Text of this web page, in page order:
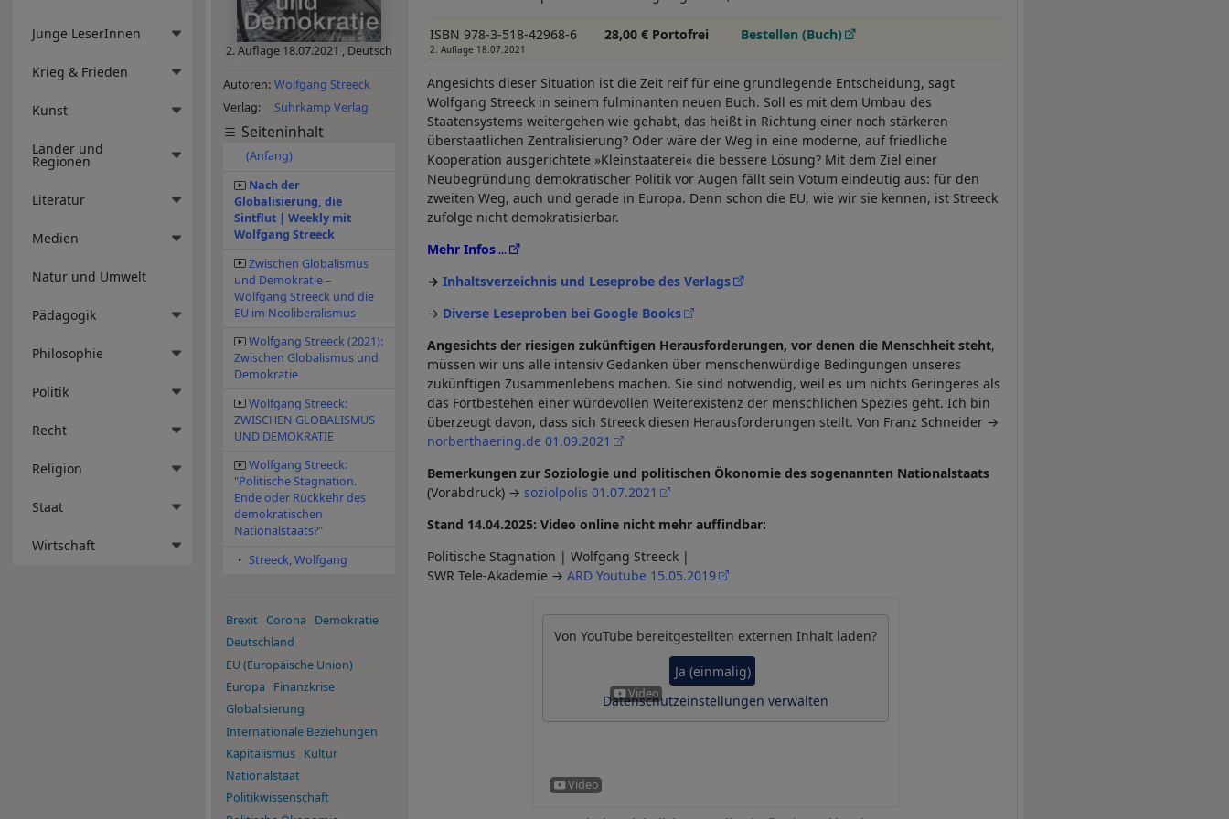
Junge LeserInnen
Krieg & Frieden
Kunst
Länder und
Regionen
Literatur
Medien
Natur und Umwelt
Pädagogik
Philosophie
Politik
Recht
Religion
Staat
Wirtschaft
2. Auflage 18.07.2021 , Deutsch
Autoren Wolfgang Streeck
Verlag
Suhrkamp Verlag
Seiteninhalt
(Anfang)
Nach der
Globalisierung, die
Sintflut | Weekly mit
Wolfgang Streeck
Zwischen Globalismus
und Demokratie –
Wolfgang Streeck und die
EU im Neoliberalismus
Wolfgang Streeck (2021):
Zwischen Globalismus und
Demokratie
Wolfgang Streeck:
ZWISCHEN GLOBALISMUS
UND DEMOKRATIE
Wolfgang Streeck:
"Politische Stagnation.
Ende oder Rückkehr des
demokratischen
Nationalstaats?"
Streeck, Wolfgang
Brexit Corona
Demokratie
Deutschland
EU (Europäische Union)
Europa
Finanzkrise
Globalisierung
Internationale Beziehungen
Kapitalismus
Kultur
Nationalstaat
Politikwissenschaft
ISBN 978-3-518-42968-6
2. Auflage 18.07.2021
28,00 € Portofrei Bestellen (Buch)
Angesichts dieser Situation ist die Zeit reif für eine grundlegende Entscheidung, sagt
Wolfgang Streeck in seinem fulminanten neuen Buch. Soll es mit dem Umbau des
Staatensystems weitergehen wie gehabt, das heißt in Richtung einer noch stärkeren
überstaatlichen Zentralisierung? Oder wäre der Weg in eine moderne, auf friedliche
Kooperation ausgerichtete »Kleinstaaterei« die bessere Lösung? Mit dem Ziel einer
Neubegründung demokratischer Politik vor Augen fällt sein Votum eindeutig aus: für den
zweiten Weg, auch und gerade in Europa. Denn schon die EU, wie wir sie kennen, ist Streeck
zufolge nicht demokratisierbar.
Mehr Infos
Inhaltsverzeichnis und Leseprobe des Verlags
→ Diverse Leseproben bei Google Books
Angesichts der riesigen zukünftigen Herausforderungen, vor denen die Menschheit steht,
müssen wir uns alle intensiv Gedanken über menschenwürdige Bedingungen unseres
zukünftigen Zusammenlebens machen. Sie sind notwendig, weil es um nichts Geringeres als
das Fortbestehen einer würdevollen Weiterexistenz der menschlichen Spezies geht. Ich bin
überzeugt davon, dass sich Streeck diesen Herausforderungen stellt. Von Franz Schneider →
norberthaering.de 01.09.2021
Bemerkungen zur Soziologie und politischen Ökonomie des sogenannten Nationalstaats
(Vorabdruck) → soziolpolis 01.07.2021
Stand 14.04.2025: Video online nicht mehr auffindbar:
Politische Stagnation | Wolfgang Streeck |
SWR Tele-Akademie → ARD Youtube 15.05.2019
Von YouTube bereitgestellten externen Inhalt laden?
Ja (einmalig)
Datenschutzeinstellungen verwalten